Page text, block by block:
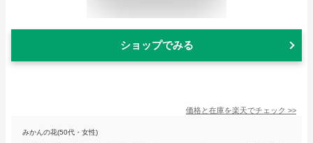
ショップでみる
価格と在庫を楽天でチェック >>
みかんの花(50代・女性)